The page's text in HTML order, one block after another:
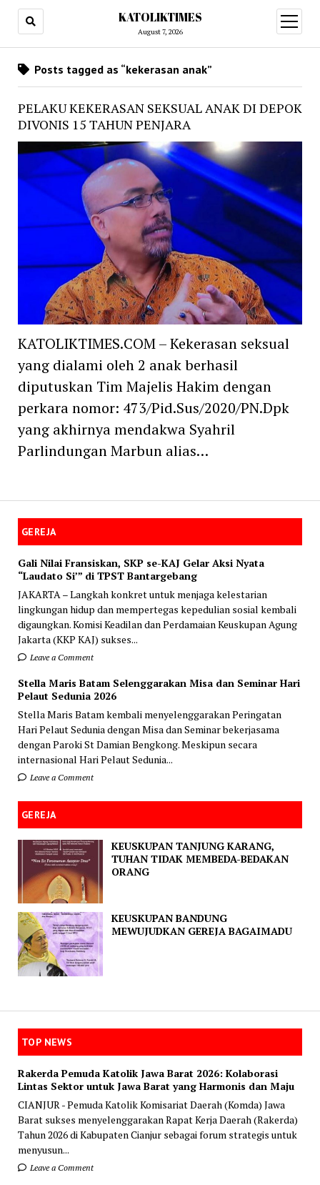
KATOLIKTIMES
August 7, 2026
open
menu
GEREJA
Gali Nilai Fransiskan, SKP se-KAJ Gelar Aksi Nyata
“Laudato Si’” di TPST Bantargebang
JAKARTA – Langkah konkret untuk menjaga kelestarian
lingkungan hidup dan mempertegas kepedulian sosial kembali
digaungkan. Komisi Keadilan dan Perdamaian Keuskupan Agung
Jakarta (KKP KAJ) sukses...
Leave a Comment
Stella Maris Batam Selenggarakan Misa dan Seminar Hari
Pelaut Sedunia 2026
Stella Maris Batam kembali menyelenggarakan Peringatan
Hari Pelaut Sedunia dengan Misa dan Seminar bekerjasama
dengan Paroki St Damian Bengkong. Meskipun secara
internasional Hari Pelaut Sedunia...
Leave a Comment
GEREJA
KEUSKUPAN TANJUNG KARANG,
TUHAN TIDAK MEMBEDA-BEDAKAN
ORANG
KEUSKUPAN BANDUNG
MEWUJUDKAN GEREJA BAGAIMADU
Posts tagged as “kekerasan anak”
PELAKU KEKERASAN SEKSUAL ANAK DI DEPOK
DIVONIS 15 TAHUN PENJARA
KATOLIKTIMES.COM – Kekerasan seksual
yang dialami oleh 2 anak berhasil
diputuskan Tim Majelis Hakim dengan
perkara nomor: 473/Pid.Sus/2020/PN.Dpk
yang akhirnya mendakwa Syahril
Parlindungan Marbun alias…
TOP NEWS
Rakerda Pemuda Katolik Jawa Barat 2026: Kolaborasi
Lintas Sektor untuk Jawa Barat yang Harmonis dan Maju
CIANJUR - Pemuda Katolik Komisariat Daerah (Komda) Jawa
Barat sukses menyelenggarakan Rapat Kerja Daerah (Rakerda)
Tahun 2026 di Kabupaten Cianjur sebagai forum strategis untuk
menyusun...
Leave a Comment